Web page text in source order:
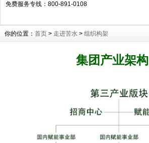
免费服务专线：800-891-0108
你的位置： 首页 > 走进苦水 > 组织构架
集团产业架构